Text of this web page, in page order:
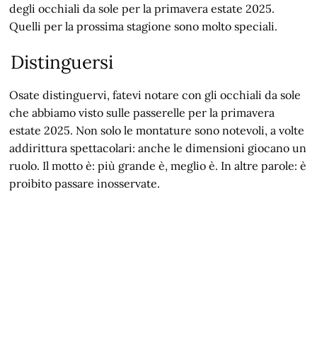
degli occhiali da sole per la primavera estate 2025.
Quelli per la prossima stagione sono molto speciali.
Distinguersi
Osate distinguervi, fatevi notare con gli occhiali da sole
che abbiamo visto sulle passerelle per la primavera
estate 2025. Non solo le montature sono notevoli, a volte
addirittura spettacolari: anche le dimensioni giocano un
ruolo. Il motto è: più grande è, meglio è. In altre parole: è
proibito passare inosservate.